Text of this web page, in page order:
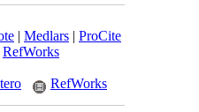
| Medlars | ProCite
RefWorks
RefWorks